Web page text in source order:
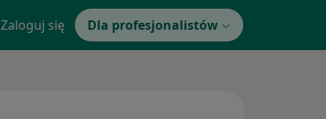
Zaloguj się Dla profesjonalistów